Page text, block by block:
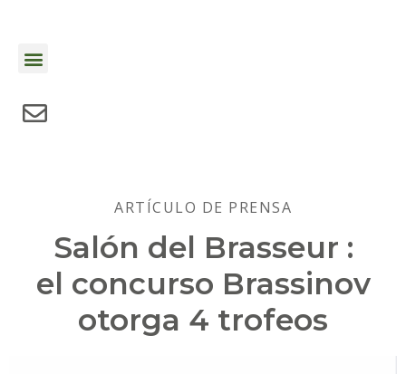
ARTÍCULO DE PRENSA
Salón del Brasseur :
el concurso Brassinov
otorga 4 trofeos